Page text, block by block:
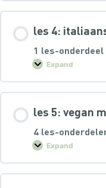
les 4:
1 les-onderdeel
Expand
les 5: vegan
4 les-
Expand